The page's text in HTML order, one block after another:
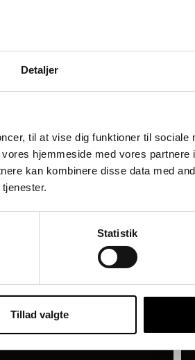
Detaljer
til at vise dig funktioner til sociale
hjemmeside med vores partnere
kan kombinere disse data med
Statistik
Tillad valgte
06/08/2026
tv
SV